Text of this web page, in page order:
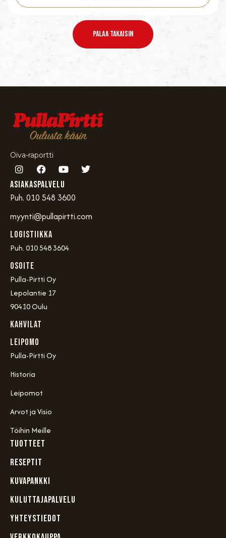
Palaa Takaisin
Oiva-raportti
Asiakaspalvelu
Puh. 010 548 3600
myynti@pullapirtti.com
Logistiikka
Puh. 010 548 3604
OSOITE
Pulla-Pirtti Oy
Lepolantie 17
90410 Oulu
Kahvilat
Leipomo
Pulla-Pirtti Oy
Historia
Leipomot
Arvot ja Visio
Töihin Meille
TUOTTEET
RESEPTIT
KUVAPANKKI
KULUTTAJAPALVELU
YHTEYSTIEDOT